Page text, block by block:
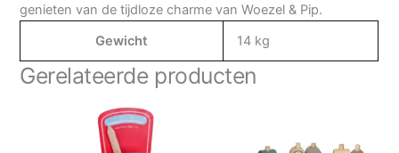
genieten van de tijdloze charme van Woezel & Pip.
Gewicht
14 kg
Gerelateerde producten